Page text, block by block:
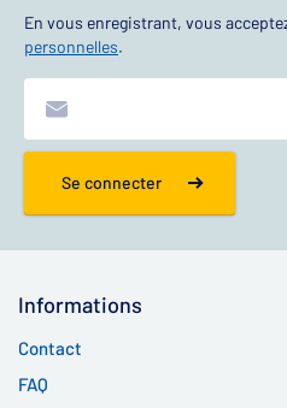
En vous enregistrant, vous
personnelles.
Se connecter
Informations
Contact
FAQ